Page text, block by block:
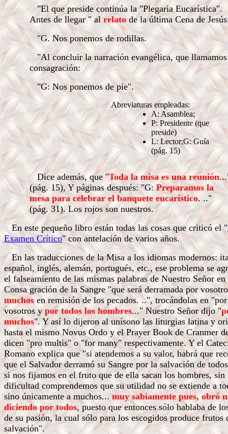
"El que preside continúa la "Plegaria Eucarística".
Antes de llegar " al relato de la última Cena de
"G. Nos ponemos de rodillas.
"Al concluir la narración evangélica, que llamamos
consagración:
"G: Nos ponemos de pie".
Abreviaturas empleadas:
A: Asamblea;
P: Presidente (que
preside)
L: Lector;G: Guía
(pág. 15)
Dice además, que "Toda la misa es una reunión
(pág. 15), Y páginas después: "G:Preparamos la
mesa para celebrar el banquete eucarístico. .."
(pág. 31). Los rojos son nuestros.
En este pequeño libro están todas las cosas que criticó el "
Examen Crítico" con antelación de varios años.
En las traducciones de la Misa a los idiomas modernos:
español, inglés, alemán, portugués, etc., ese problema se
el falseamiento de las mismas palabras de Nuestro Señor en
Consa gración de la Sangre "que será derramada por
muchosen remisión de los pecados. ..", trocándolas en "por
vosotros y por todos los hombres..." Nuestro Señor dijo "
muchos". Y así lo dijeron al unísono las liturgias latina y
hasta el mismo Novus Ordo y el Prayer Book de Cranmer
dicen "pro multis" o "for many" respectivamente. Y el
Romano explica que "si atendemos a su valor, habrá que
que el Salvador derramó su Sangre por la salvación de
si nos fijamos en el fruto que de ella sacan los hombres, sin
dificultad comprendemos que su utilidad no se extiende a
sino únicamente a muchos...muy sabiamente pues, obró
diciendo por todos, puesto que entonces sólo hablaba de
de su pasión, la cual sólo para los escogidos produce frutos
salvación".